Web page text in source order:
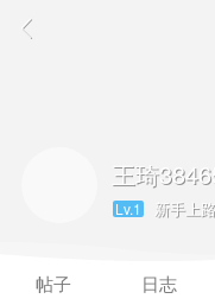

王琦
Lv.1 新手上路
帖子 日志